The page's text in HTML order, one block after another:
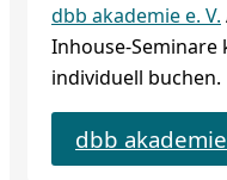
dbb akademie e. V.
Inhouse-Seminare
individuell buchen.
dbb